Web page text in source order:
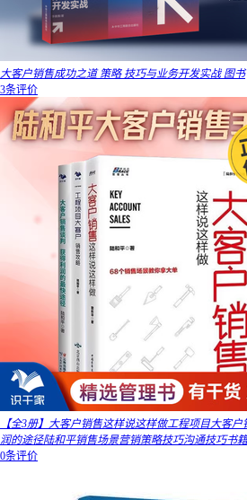
大客户销售成功之道 策略 技巧与业务开发实战 图书
3条评价
【全3册】大客户销售这样说这样做工程项目大客
润的途径陆和平销售场景营销策略技巧沟通技巧书籍
0条评价